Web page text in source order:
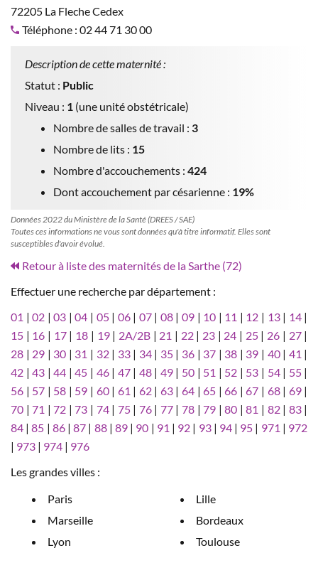
72205 La Fleche Cedex
Téléphone : 02 44 71 30 00
Description de cette maternité :
Statut : Public
Niveau : 1 (une unité obstétricale)
Nombre de salles de travail : 3
Nombre de lits : 15
Nombre d'accouchements : 424
Dont accouchement par césarienne : 19%
Données 2022 du Ministère de la Santé (DREES / SAE)
Toutes ces informations ne vous sont données qu'à titre informatif. Elles sont
susceptibles d'avoir évolué.
Retour à liste des maternités de la Sarthe (72)
Effectuer une recherche par département :
01 |02 |03 |04 | 05| 06| 07| 08| 09 | 10 | 11 | 12 | 13| 14|
15 | 16 | 17| 18 | 19| 2A/2B| 21 | 22| 23 | 24 | 25| 26 | 27|
28 | 29 | 30 | 31 | 32| 33| 34| 35| 36 | 37 | 38 | 39 | 40| 41 |
42 |43 |44 |45 | 46| 47| 48| 49| 50 | 51 | 52 | 53 | 54| 55|
56 | 57 | 58 | 59 | 60| 61 | 62| 63| 64 |65 |66 |67 | 68| 69|
70 |71 |72 |73 | 74| 75| 76| 77| 78 |79 |80 |81 | 82| 83|
84 |85 | 86|87 | 88| 89| 90 | 91 | 92 | 93| 94| 95 | 971 | 972
| 973 | 974 | 976
Les grandes villes :
Paris
Marseille
Lyon
Lille
Bordeaux
Toulouse